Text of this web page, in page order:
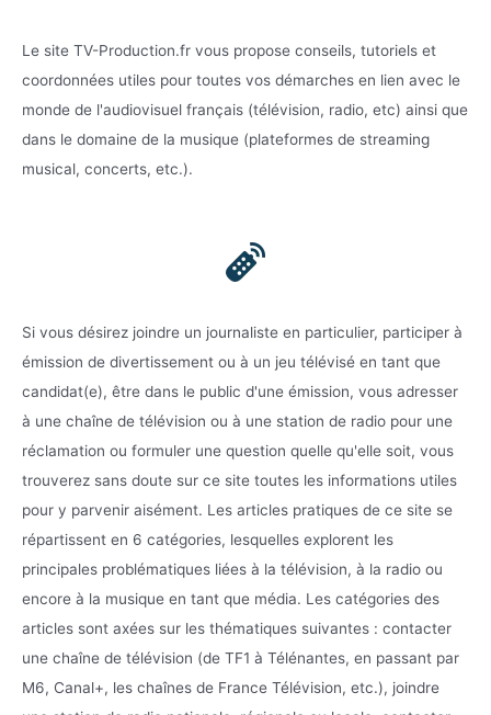
Le site TV-Production.fr vous propose conseils, tutoriels et
coordonnées utiles pour toutes vos démarches en lien avec le
monde de l'audiovisuel français (télévision, radio, etc) ainsi que
dans le domaine de la musique (plateformes de streaming
musical, concerts, etc.).
Si vous désirez joindre un journaliste en particulier, participer à
émission de divertissement ou à un jeu télévisé en tant que
candidat(e), être dans le public d'une émission, vous adresser
à une chaîne de télévision ou à une station de radio pour une
réclamation ou formuler une question quelle qu'elle soit, vous
trouverez sans doute sur ce site toutes les informations utiles
pour y parvenir aisément. Les articles pratiques de ce site se
répartissent en 6 catégories, lesquelles explorent les
principales problématiques liées à la télévision, à la radio ou
encore à la musique en tant que média. Les catégories des
articles sont axées sur les thématiques suivantes : contacter
une chaîne de télévision (de TF1 à Télénantes, en passant par
M6, Canal+, les chaînes de France Télévision, etc.), joindre